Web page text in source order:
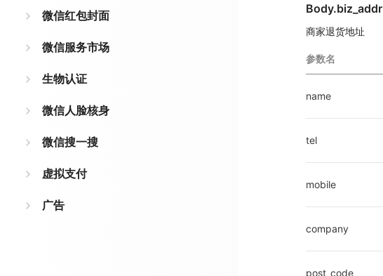
微信红包封面
微信服务市场
生物认证
微信人脸核身
微信搜一搜
虚拟支付
广告
Body.biz_addr
商家退货地址
参数名
name
tel
mobile
company
post_code